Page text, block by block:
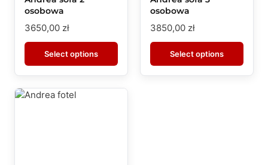
osobowa
3650,00 zł
Select options
osobowa
3850,00 zł
Select options